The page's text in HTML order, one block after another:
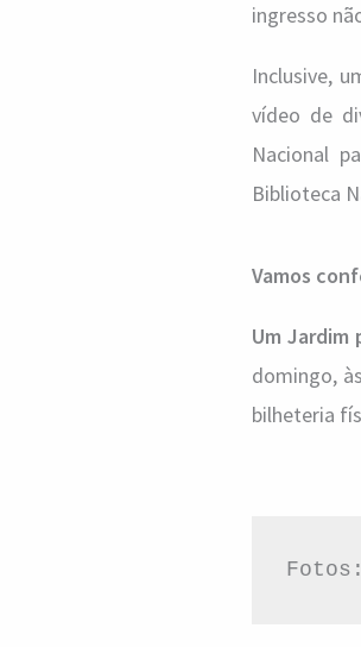
ingresso
Inclusive,
vídeo de
Nacional
Biblioteca
Vamos
Um Jardim
domingo,
bilheteria